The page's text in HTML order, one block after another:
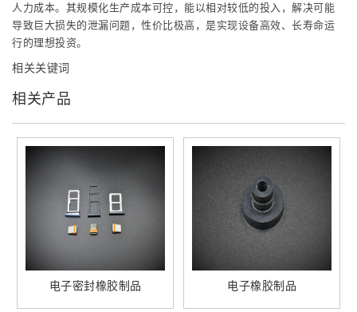
人力成本。其规模化生产成本可控，能以相对较低的投入，解决可能
导致巨大损失的泄漏问题，性价比极高，是实现设备高效、长寿命运
行的理想投资。
相关关键词
相关产品
电子密封橡胶制品 电子橡胶制品